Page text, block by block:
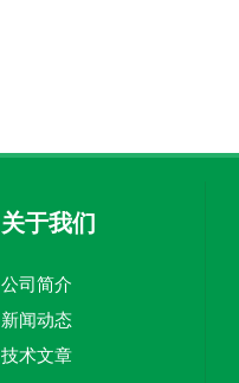
关于我们
公司简介
新闻动态
技术文章